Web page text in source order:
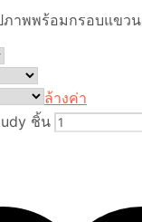
ภาพพร้อมกรอบแขวน
ล้างค่า
ชิ้น